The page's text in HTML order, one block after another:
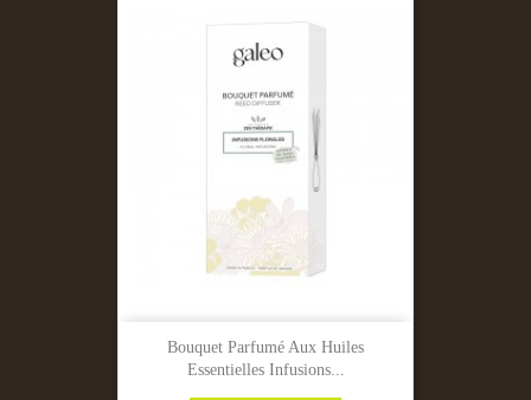
Bouquet Parfumé Aux Huiles
Essentielles Infusions...